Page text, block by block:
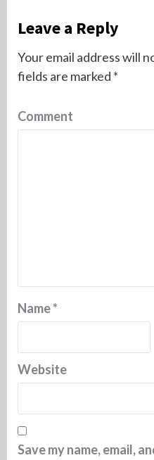
Leave a Reply
Your email address will
fields are marked *
Comment
Name*
Website
Save my name, email,